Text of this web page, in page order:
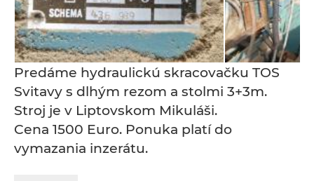
Predáme hydraulickú skracovačku TOS
Svitavy s dlhým rezom a stolmi 3+3m.
Stroj je v Liptovskom Mikuláši.
Cena 1500 Euro. Ponuka platí do
vymazania inzerátu.